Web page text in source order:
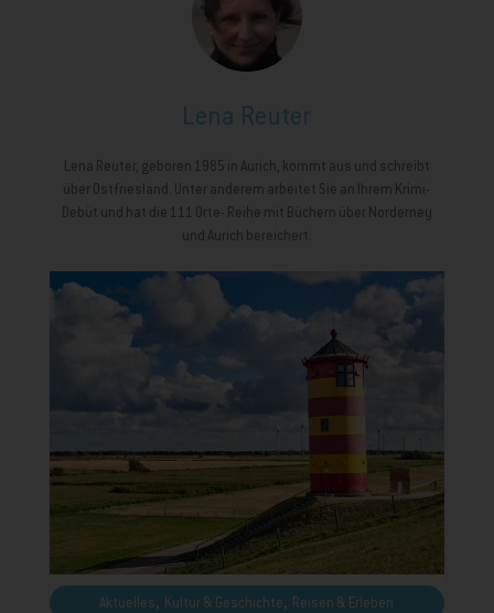
Lena Reuter
Lena Reuter, geboren 1985 in Aurich, kommt aus und schreibt
über Ostfriesland. Unter anderem arbeitet Sie an Ihrem Krimi-
Debüt und hat die 111 Orte- Reihe mit Büchern über Norderney
und Aurich bereichert.
Aktuelles, Kultur & Geschichte, Reisen & Erleben